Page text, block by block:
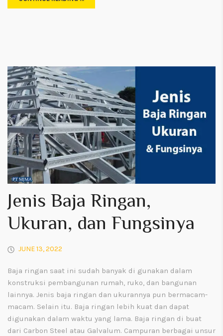
Jenis Baja Ringan,
Ukuran, dan Fungsinya
JUNE 13, 2022
Baja ringan saat ini sudah banyak di gunakan dalam
konstruksi pembangunan rumah, ruko, dan bangunan
lainnya. Jenis baja ringan dan ukurannya pun bermacam-
macam. Selain itu. Baja ringan lebih kuat dan dapat
digunakan dalam waktu yang lama. Baja ringan di buat
dari Carbon Steel atau Galvalum. Campuran berbagai unsur